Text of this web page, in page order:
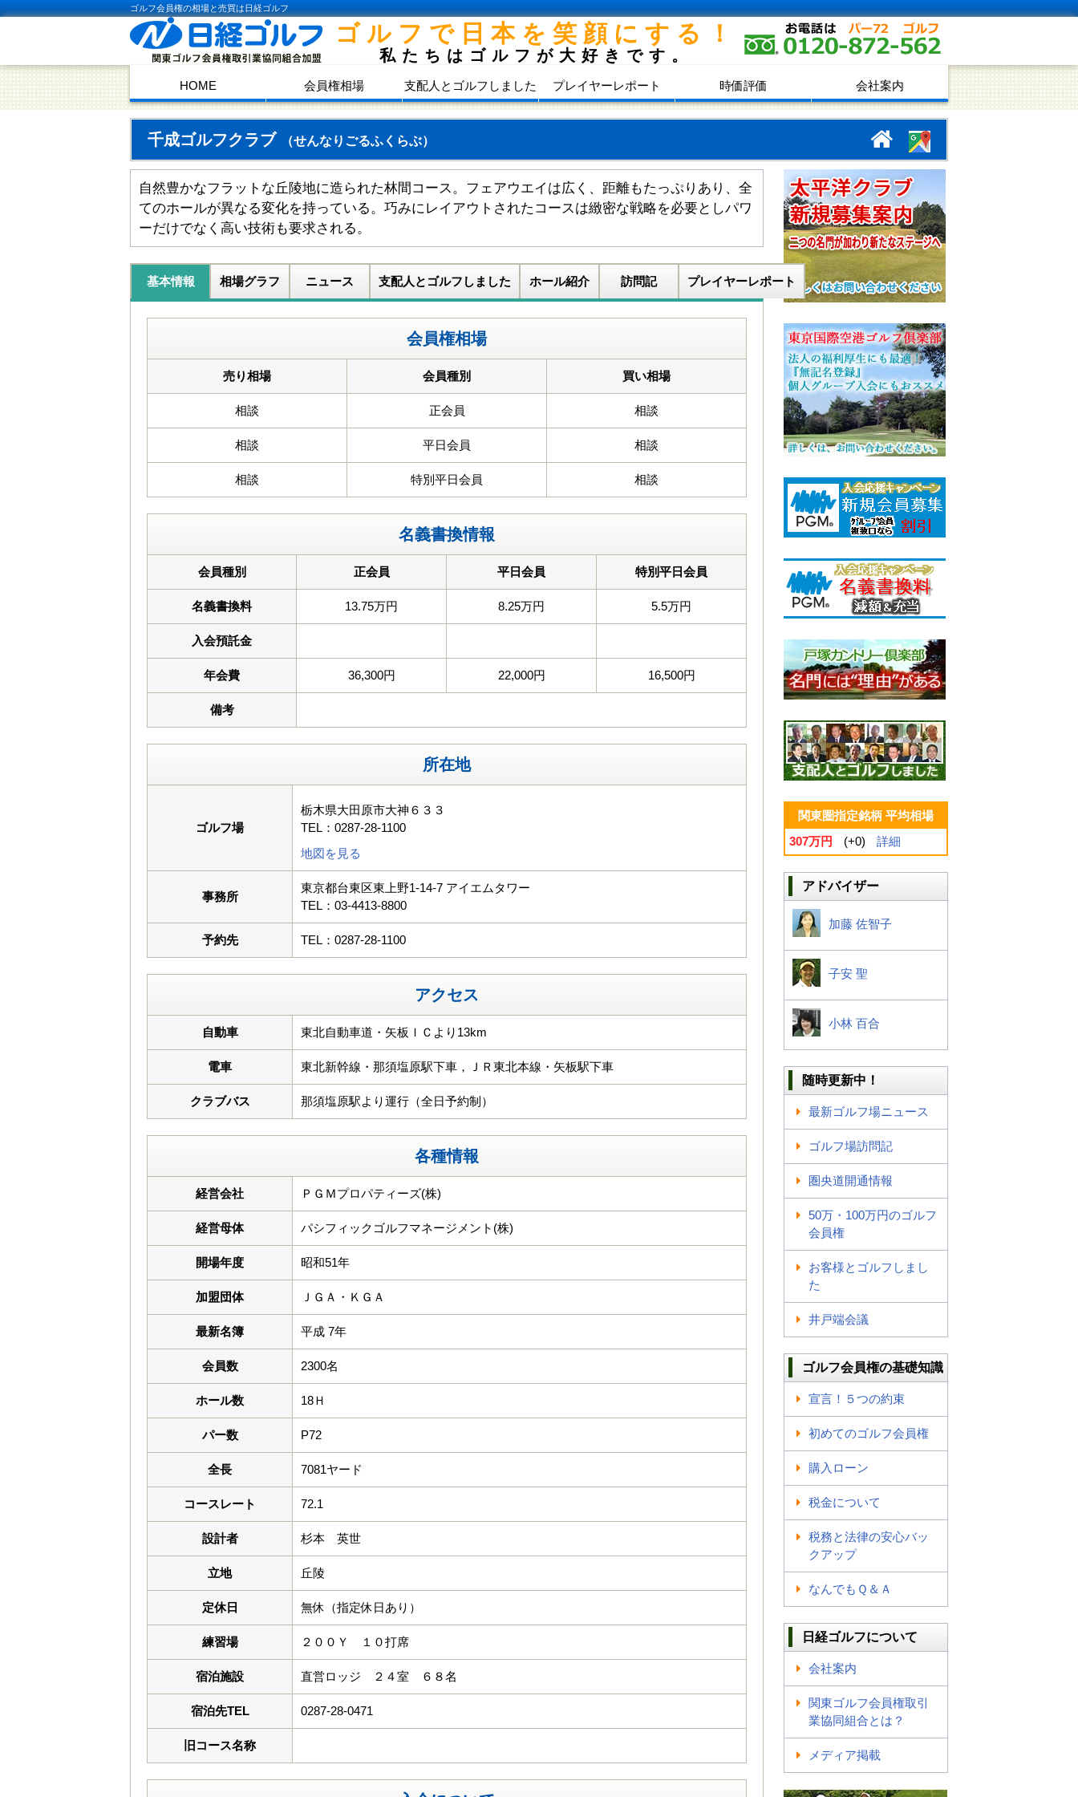
ゴルフ会員権の相場と売買は日経ゴルフ
ゴルフで日本を笑顔にする！
私たちはゴルフが大好きです。
HOME 会員権相場 支配人とゴルフしました プレイヤーレポート 時価評価 会社案内
千成ゴルフクラブ （せんなりごるふくらぶ）
自然豊かなフラットな丘陵地に造られた林間コース。フェアウエイは広く、距離もたっぷりあり、全
てのホールが異なる変化を持っている。巧みにレイアウトされたコースは緻密な戦略を必要としパワ
ーだけでなく高い技術も要求される。
基本情報 相場グラフ ニュース 支配人とゴルフしました ホール紹介 訪問記 プレイヤーレポート
会員権相場
売り相場 会員種別 買い相場
相談 正会員 相談
相談 平日会員 相談
相談 特別平日会員 相談
名義書換情報
会員種別 正会員 平日会員 特別平日会員
名義書換料 13.75万円 8.25万円 5.5万円
入会預託金
年会費 36,300円 22,000円 16,500円
備考
所在地
ゴルフ場
栃木県大田原市大神６３３
TEL：0287-28-1100
地図を見る
事務所
東京都台東区東上野1-14-7 アイエムタワー
TEL：03-4413-8800
予約先 TEL：0287-28-1100
アクセス
自動車 東北自動車道・矢板ＩＣより13km
電車 東北新幹線・那須塩原駅下車，ＪＲ東北本線・矢板駅下車
クラブバス 那須塩原駅より運行（全日予約制）
各種情報
経営会社 ＰＧＭプロパティーズ(株)
経営母体 パシフィックゴルフマネージメント(株)
開場年度 昭和51年
加盟団体 ＪＧＡ・ＫＧＡ
最新名簿 平成 7年
会員数 2300名
ホール数 18Ｈ
パー数 P72
全長 7081ヤード
コースレート 72.1
設計者 杉本 英世
立地 丘陵
定休日 無休（指定休日あり）
練習場 ２００Ｙ １０打席
宿泊施設 直営ロッジ ２４室 ６８名
宿泊先TEL 0287-28-0471
旧コース名称
関東圏指定銘柄 平均相場
307万円
(+0) 詳細
アドバイザー
加藤 佐智子
子安 聖
小林 百合
随時更新中！
最新ゴルフ場ニュース
ゴルフ場訪問記
圏央道開通情報
50万・100万円のゴルフ
会員権
お客様とゴルフしまし
た
井戸端会議
ゴルフ会員権の基礎知識
宣言！５つの約束
初めてのゴルフ会員権
購入ローン
税金について
税務と法律の安心バッ
クアップ
なんでもＱ＆Ａ
日経ゴルフについて
会社案内
関東ゴルフ会員権取引
業協同組合とは？
メディア掲載